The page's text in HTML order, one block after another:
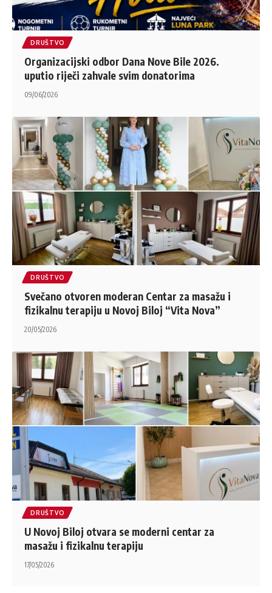
DRUŠTVO
Organizacijski odbor Dana Nove Bile 2026.
uputio riječi zahvale svim donatorima
09/06/2026
DRUŠTVO
Svečano otvoren moderan Centar za masažu i
fizikalnu terapiju u Novoj Biloj “Vita Nova”
20/05/2026
DRUŠTVO
U Novoj Biloj otvara se moderni centar za
masažu i fizikalnu terapiju
17/05/2026